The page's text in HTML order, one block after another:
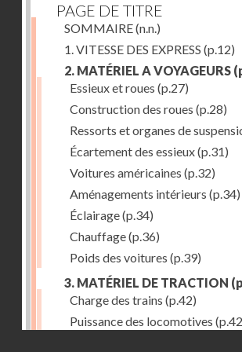
PAGE DE TITRE
SOMMAIRE(n.n.)
1. VITESSE DES EXPRESS (p.12)
2. MATÉRIEL A VOYAGEURS
Essieux et roues (p.27)
Construction des roues (p.28)
Ressorts et organes de
Écartement des essieux(p.31)
Voitures américaines (p.32)
Aménagements intérieurs (p.34)
Éclairage(p.34)
Chauffage(p.36)
Poids des voitures (p.39)
3. MATÉRIEL DE TRACTION
Charge des trains (p.42)
Puissance des locomotives